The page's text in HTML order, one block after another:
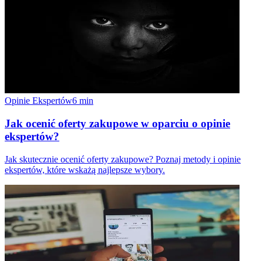
Opinie Ekspertów6 min
Jak ocenić oferty zakupowe w oparciu o opinie
ekspertów?
Jak skutecznie ocenić oferty zakupowe? Poznaj metody i opinie
ekspertów, które wskażą najlepsze wybory.